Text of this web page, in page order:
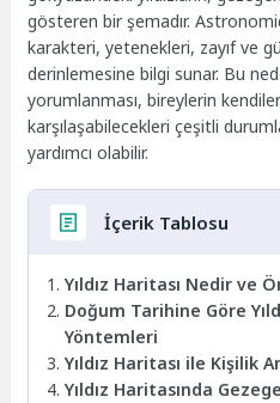
gösteren bir şemadır.
karakteri, yetenekleri, zayıf ve
derinlemesine bilgi sunar. Bu
yorumlanması, bireylerin
karşılaşabilecekleri çeşitli
yardımcı olabilir.
İçerik Tablosu
Yıldız Haritası Nedir ve
Doğum Tarihine Göre
Yöntemleri
Yıldız Haritası ile Kişilik
Yıldız Haritasında